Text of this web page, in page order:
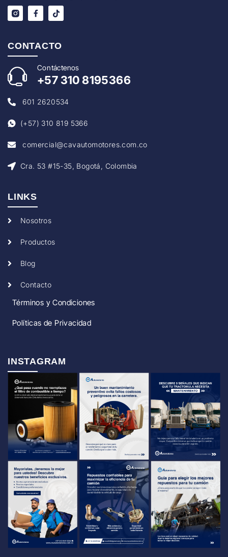
CONTACTO
Contáctenos
+57 310 8195366
601 2620534
(+57) 310 819 5366
comercial@cavautomotores.com.co
Cra. 53 #15-35, Bogotá, Colombia
LINKS
Nosotros
Productos
Blog
Contacto
Términos y Condiciones
Políticas de Privacidad
INSTAGRAM